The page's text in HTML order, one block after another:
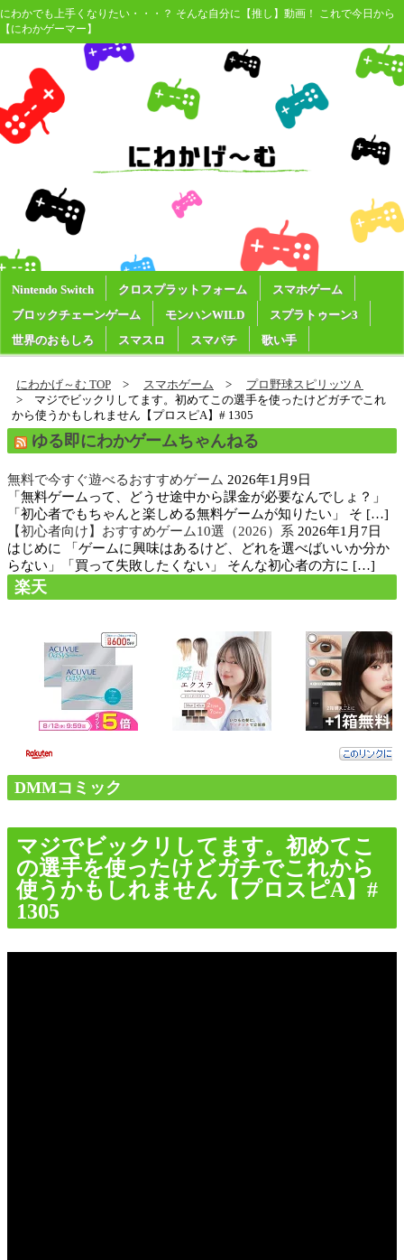
にわかでも上手くなりたい・・・？ そんな自分に【推し】動画！ これで今日から
【にわかゲーマー】
Nintendo Switch クロスプラットフォーム
スマホゲーム
ブロックチェーンゲーム
モンハンWILD
スプラトゥーン3
世界のおもしろ
スマスロ スマパチ 歌い手
にわかげ～む TOP スマホゲーム
プロ野球スピリッツＡ
マジでビックリしてます。初めてこの選手を使ったけどガチでこれ
から使うかもしれません【プロスピA】# 1305
ゆる即にわかゲームちゃんねる
無料で今すぐ遊べるおすすめゲーム 2026年1月9日
「無料ゲームって、どうせ途中から課金が必要なんでしょ？」
「初心者でもちゃんと楽しめる無料ゲームが知りたい」 そ […]
【初心者向け】おすすめゲーム10選（2026）系 2026年1月7日
はじめに 「ゲームに興味はあるけど、どれを選べばいいか分か
らない」「買って失敗したくない」 そんな初心者の方に […]
楽天
DMMコミック
マジでビックリしてます。初めてこ
の選手を使ったけどガチでこれから
使うかもしれません【プロスピA】#
1305